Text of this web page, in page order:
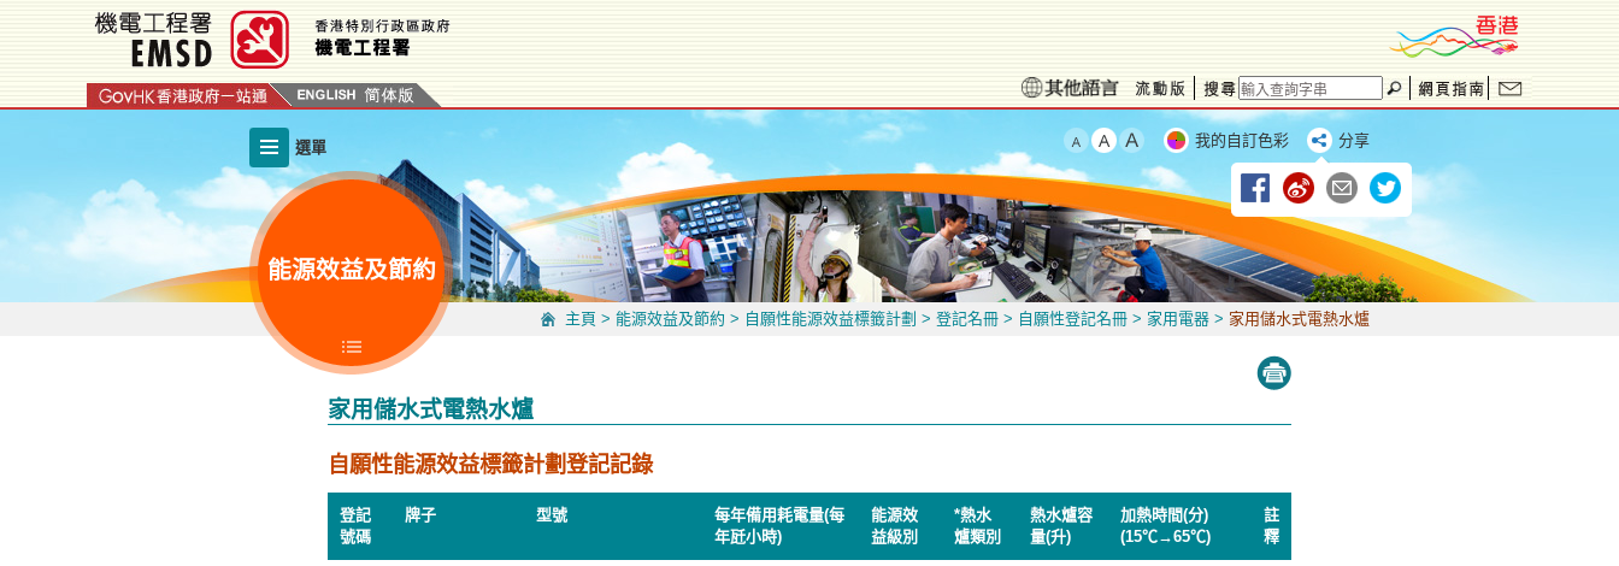
容
選單 我的自訂色彩 分享
能源效益及節約
主頁 > 能源效益及節約 > 自願性能源效益標籤計劃 > 登記名冊 > 自願性登記名冊 > 家用電器 > 家用儲水式電熱水爐
家用儲水式電熱水爐
自願性能源效益標籤計劃登記記錄
登記
號碼
牌子 型號
每年備用耗電量(每
年瓩小時)
能源效
益級別
*熱水
爐類別
熱水爐容
量(升)
加熱時間(分)
(15℃→65℃)
註
釋